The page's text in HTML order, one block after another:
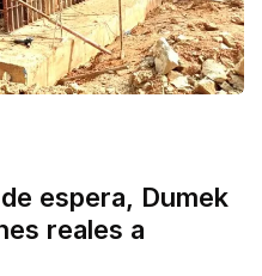
espera, Dumek
reales a